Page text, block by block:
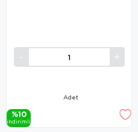
Adet
%10
i̇ndi̇ri̇mli̇